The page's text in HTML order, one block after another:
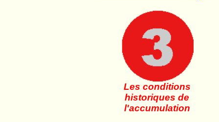
Les conditions
historiques de
l'accumulation